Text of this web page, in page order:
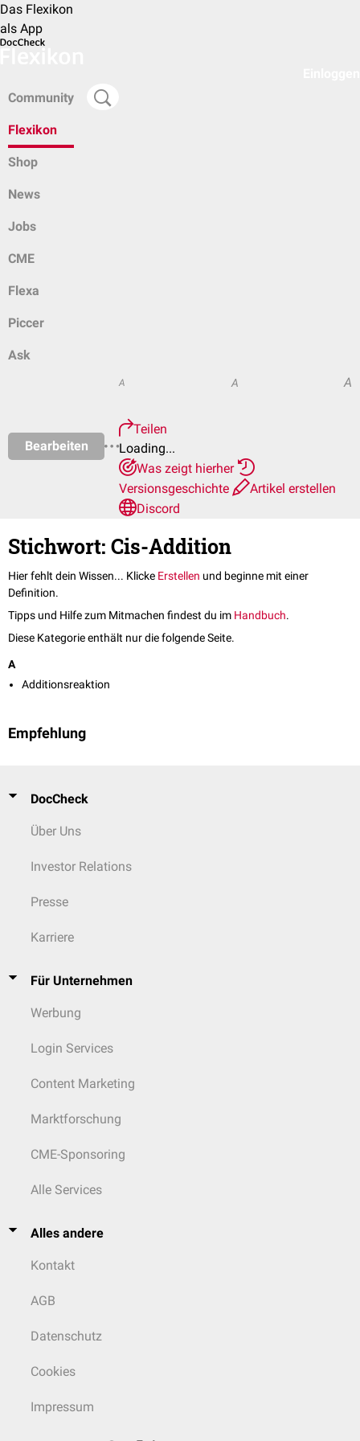
Das Flexikon
als App
Community
Flexikon
Shop
News
Jobs
CME
Flexa
Piccer
Ask
Bearbeiten
A A A
Teilen
Loading...
Was zeigt hierher
Versionsgeschichte
Artikel erstellen
Discord
Stichwort: Cis-Addition
Hier fehlt dein Wissen... Klicke Erstellen und beginne mit einer
Definition.
Tipps und Hilfe zum Mitmachen findest du im Handbuch.
Diese Kategorie enthält nur die folgende Seite.
A
Additionsreaktion
Empfehlung
DocCheck
Über Uns
Investor Relations
Presse
Karriere
Für Unternehmen
Werbung
Login Services
Content Marketing
Marktforschung
CME-Sponsoring
Alle Services
Alles andere
Kontakt
AGB
Datenschutz
Cookies
Impressum